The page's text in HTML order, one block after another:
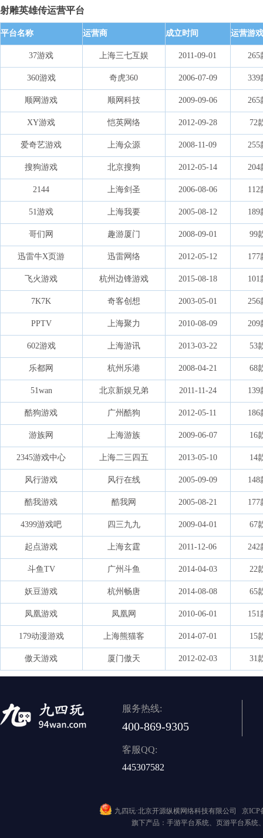
射雕英雄传运营平台
平台名称 运营商 成立时间 运营游戏
37游戏 上海三七互娱 2011-09-01 265
360游戏 奇虎360 2006-07-09 339
顺网游戏 顺网科技 2009-09-06 265
XY游戏 恺英网络 2012-09-28 72
爱奇艺游戏 上海众源 2008-11-09 255
搜狗游戏 北京搜狗 2012-05-14 204
2144 上海剑圣 2006-08-06 112
51游戏 上海我要 2005-08-12 189
哥们网 趣游厦门 2008-09-01 99
迅雷牛X页游 迅雷网络 2012-05-12 177
飞火游戏 杭州边锋游戏 2015-08-18 101
7K7K 奇客创想 2003-05-01 256
PPTV 上海聚力 2010-08-09 209
602游戏 上海游讯 2013-03-22 53
乐都网 杭州乐港 2008-04-21 68
51wan 北京新娱兄弟 2011-11-24 139
酷狗游戏 广州酷狗 2012-05-11 186
游族网 上海游族 2009-06-07 16
2345游戏中心 上海二三四五 2013-05-10 14
风行游戏 风行在线 2005-09-09 148
酷我游戏 酷我网 2005-08-21 177
4399游戏吧 四三九九 2009-04-01 67
起点游戏 上海玄霆 2011-12-06 242
斗鱼TV 广州斗鱼 2014-04-03 22
妖豆游戏 杭州畅唐 2014-08-08 65
凤凰游戏 凤凰网 2010-06-01 151
179动漫游戏 上海熊猫客 2014-07-01 15
傲天游戏 厦门傲天 2012-02-03 31
服务热线:
400-869-9305
客服QQ:
445307582
九四玩·北京开源纵横网络科技有限公司京ICP
旗下产品：手游平台系统、页游平台系统